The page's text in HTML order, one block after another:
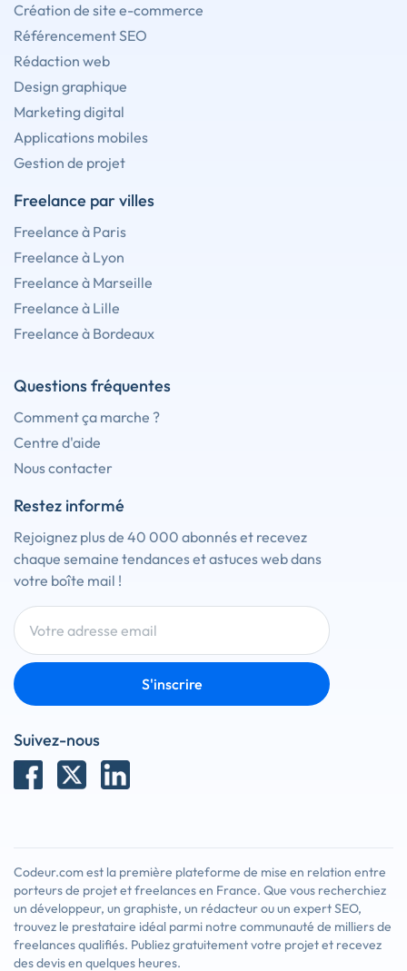
Création de site e-commerce
Référencement SEO
Rédaction web
Design graphique
Marketing digital
Applications mobiles
Gestion de projet
Freelance par villes
Freelance à Paris
Freelance à Lyon
Freelance à Marseille
Freelance à Lille
Freelance à Bordeaux
Questions fréquentes
Comment ça marche ?
Centre d'aide
Nous contacter
Restez informé
Rejoignez plus de 40 000 abonnés et recevez
chaque semaine tendances et astuces web dans
votre boîte mail !
S'inscrire
Suivez-nous
Codeur.com est la première plateforme de mise en relation entre
porteurs de projet et freelances en France. Que vous recherchiez
un développeur, un graphiste, un rédacteur ou un expert SEO,
trouvez le prestataire idéal parmi notre communauté de milliers de
freelances qualifiés. Publiez gratuitement votre projet et recevez
des devis en quelques heures.